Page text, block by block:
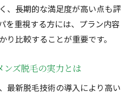
脱毛選びで押さえたい安さの
めのメンズ脱毛選定ポイン
、長期的な満足度が高い点も評
を重視する方には、プラン内容
り比較することが重要です。
ンズ脱毛の実力とは
最新脱毛技術の導入により高い